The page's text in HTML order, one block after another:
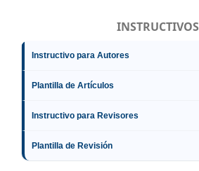
INSTRUCTIVOS
Instructivo para Autores
Plantilla de Artículos
Instructivo para Revisores
Plantilla de Revisión